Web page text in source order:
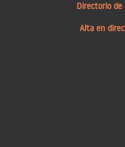
Directorio
Alta en